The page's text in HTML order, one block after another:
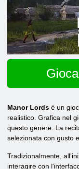
Manor Lords è un
realistico. Grafica nel
questo genere. La
selezionata con gusto
Tradizionalmente,
interagire con